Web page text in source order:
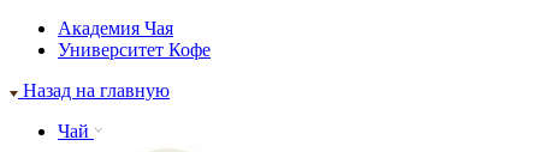
Академия Чая
Университет Кофе
Назад на главную
Чай